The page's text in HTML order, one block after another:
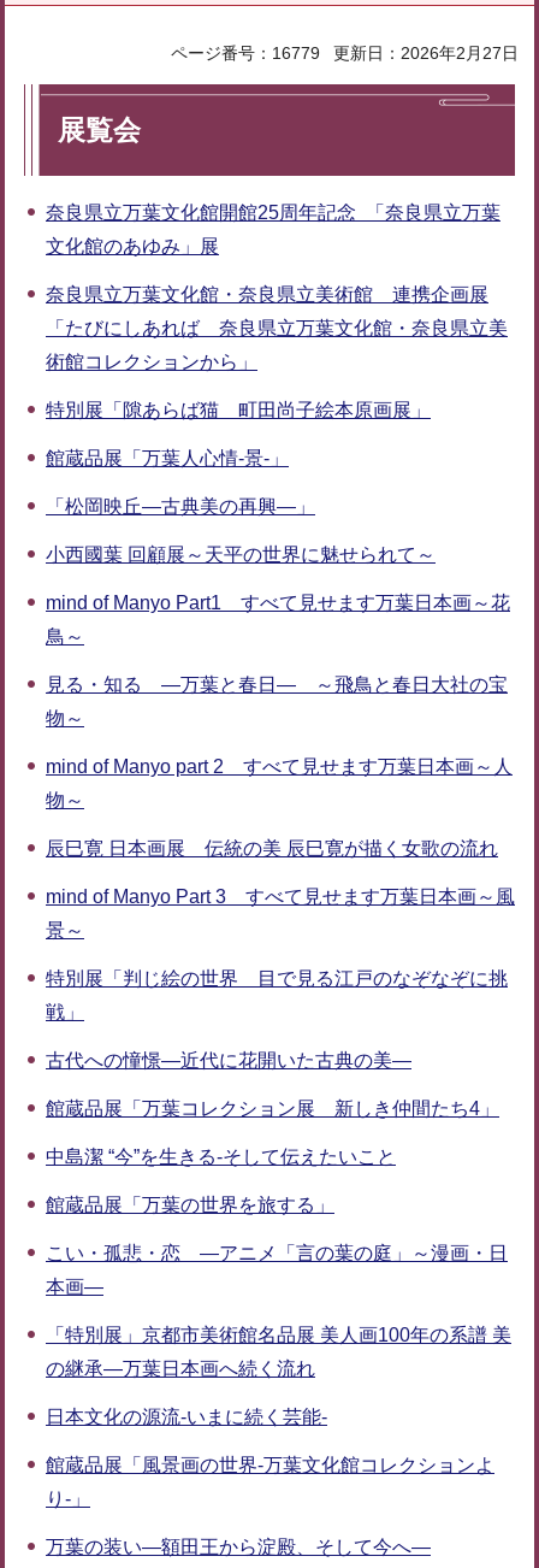
ページ番号：16779 更新日：2026年2月27日
展覧会
奈良県立万葉文化館開館25周年記念 「奈良県立万葉
文化館のあゆみ」展
奈良県立万葉文化館・奈良県立美術館 連携企画展
「たびにしあれば 奈良県立万葉文化館・奈良県立美
術館コレクションから」
特別展「隙あらば猫 町田尚子絵本原画展」
館蔵品展「万葉人心情-景-」
「松岡映丘―古典美の再興―」
小西國葉 回顧展～天平の世界に魅せられて～
mind of Manyo Part1 すべて見せます万葉日本画～花
鳥～
見る・知る ―万葉と春日― ～飛鳥と春日大社の宝
物～
mind of Manyo part 2 すべて見せます万葉日本画～人
物～
辰巳寛 日本画展 伝統の美 辰巳寛が描く女歌の流れ
mind of Manyo Part 3 すべて見せます万葉日本画～風
景～
特別展「判じ絵の世界 目で見る江戸のなぞなぞに挑
戦」
古代への憧憬―近代に花開いた古典の美―
館蔵品展「万葉コレクション展 新しき仲間たち4」
中島潔 “今”を生きる-そして伝えたいこと
館蔵品展「万葉の世界を旅する」
こい・孤悲・恋 ―アニメ「言の葉の庭」～漫画・日
本画―
「特別展」京都市美術館名品展 美人画100年の系譜 美
の継承―万葉日本画へ続く流れ
日本文化の源流-いまに続く芸能-
館蔵品展「風景画の世界-万葉文化館コレクションよ
り-」
万葉の装い―額田王から淀殿、そして今へ―